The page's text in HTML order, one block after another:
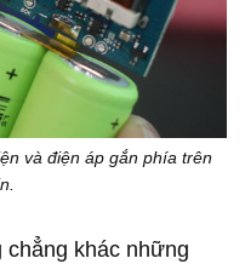
và điện áp gắn phía trên
chẳng khác những